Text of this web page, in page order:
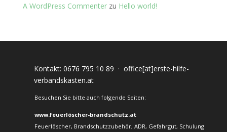
A WordPress Commenterzu Hello world!
Kontakt: 0676 795 10 89 · office[at]erste-hilfe-
verbandskasten.at
Besuchen Sie bitte auch folgende Seiten:
www.feuerlöscher-brandschutz.at
Feuerlöscher, Brandschutzzubehör, ADR, Gefahrgut, Schulung